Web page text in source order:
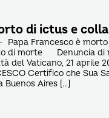
di ictus e
Papa Francesco è
di morte Denuncia di
Vaticano, 21 aprile
Certifico che Sua
Buenos Aires […]